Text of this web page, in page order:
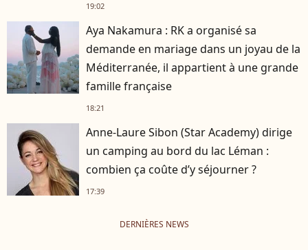
19:02
Aya Nakamura : RK a organisé sa
demande en mariage dans un joyau de la
Méditerranée, il appartient à une grande
famille française
18:21
Anne-Laure Sibon (Star Academy) dirige
un camping au bord du lac Léman :
combien ça coûte d’y séjourner ?
17:39
DERNIÈRES NEWS